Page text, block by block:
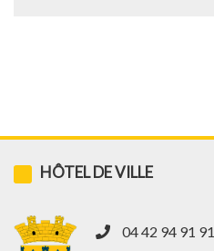
HÔTEL DE VILLE
04 42 94 91 91